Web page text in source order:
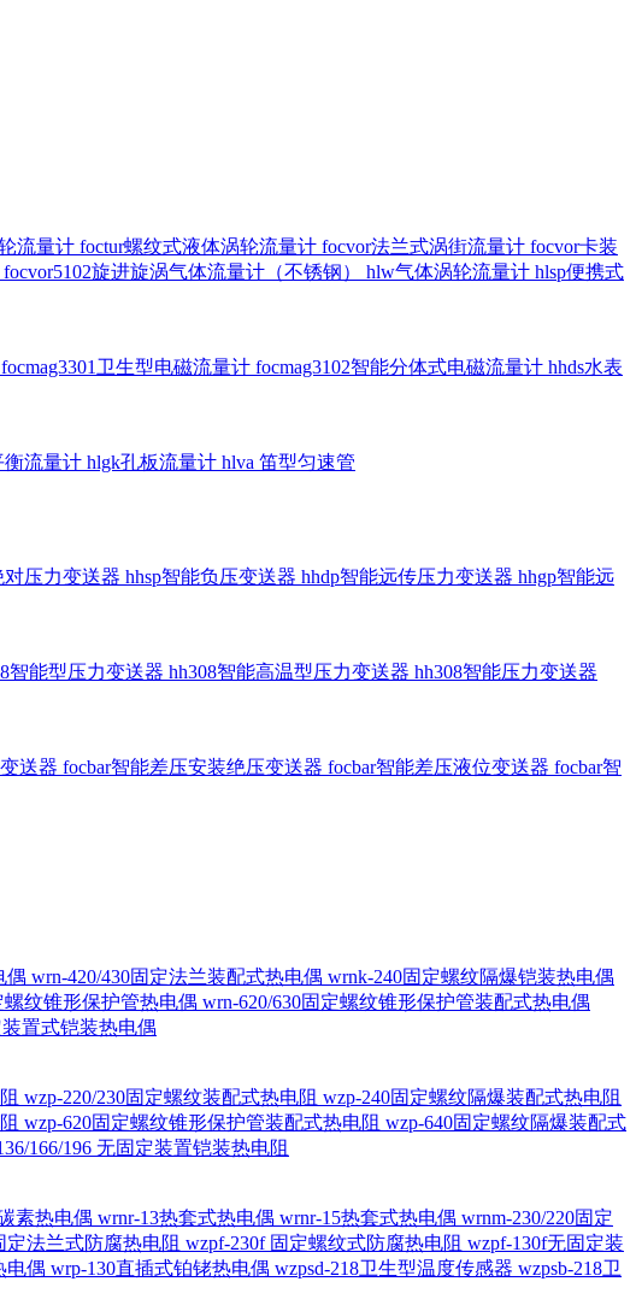
流量计 foctur螺纹式液体涡轮流量计 focvor法兰式涡街流量计 focvor卡装
focvor5102旋进旋涡气体流量计（不锈钢） hlw气体涡轮流量计 hlsp便携式
focmag3301卫生型电磁流量计 focmag3102智能分体式电磁流量计 hhds水表
衡流量计 hlgk孔板流量计 hlva 笛型匀速管
对压力变送器 hhsp智能负压变送器 hhdp智能远传压力变送器 hhgp智能远
智能型压力变送器 hh308智能高温型压力变送器 hh308智能压力变送器
送器 focbar智能差压安装绝压变送器 focbar智能差压液位变送器 focbar智
偶 wrn-420/430固定法兰装配式热电偶 wrnk-240固定螺纹隔爆铠装热电偶
螺纹锥形保护管热电偶 wrn-620/630固定螺纹锥形保护管装配式热电偶
装置式铠装热电偶
wzp-220/230固定螺纹装配式热电阻 wzp-240固定螺纹隔爆装配式热电阻
wzp-620固定螺纹锥形保护管装配式热电阻 wzp-640固定螺纹隔爆装配式
166/196 无固定装置铠装热电阻
素热电偶 wrnr-13热套式热电偶 wrnr-15热套式热电偶 wrnm-230/220固定
定法兰式防腐热电阻 wzpf-230f 固定螺纹式防腐热电阻 wzpf-130f无固定装
电偶 wrp-130直插式铂铑热电偶 wzpsd-218卫生型温度传感器 wzpsb-218卫